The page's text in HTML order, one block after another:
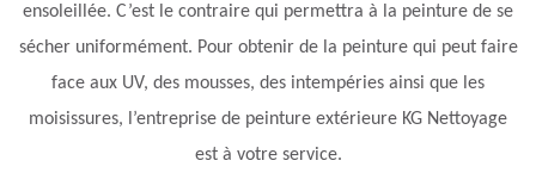
ensoleillée. C’est le contraire qui permettra à la peinture de se
sécher uniformément. Pour obtenir de la peinture qui peut faire
face aux UV, des mousses, des intempéries ainsi que les
moisissures, l’entreprise de peinture extérieure KG Nettoyage
est à votre service.